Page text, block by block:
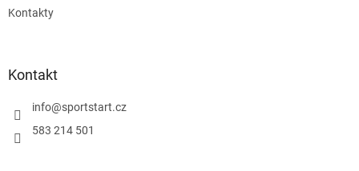
Kontakty
Kontakt
info@sportstart.cz
583 214 501